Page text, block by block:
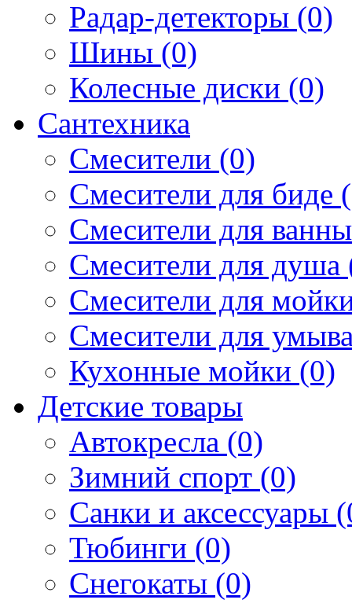
Радар-детекторы (0)
Шины (0)
Колесные диски (0)
Сантехника
Смесители (0)
Смесители для биде
Смесители для
Смесители для душа
Смесители для
Смесители для
Кухонные мойки (0)
Детские товары
Автокресла (0)
Зимний спорт (0)
Санки и аксессуары
Тюбинги (0)
Снегокаты (0)